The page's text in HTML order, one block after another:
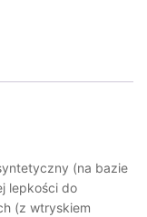
(na bazie
lepkości do
(z wtryskiem